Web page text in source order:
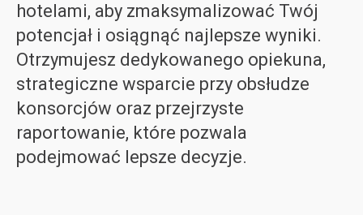
hotelami, aby zmaksymalizować Twój
potencjał i osiągnąć najlepsze wyniki.
Otrzymujesz dedykowanego opiekuna,
strategiczne wsparcie przy obsłudze
konsorcjów oraz przejrzyste
raportowanie, które pozwala
podejmować lepsze decyzje.